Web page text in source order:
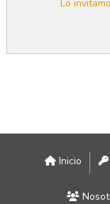
Lo
Inicio